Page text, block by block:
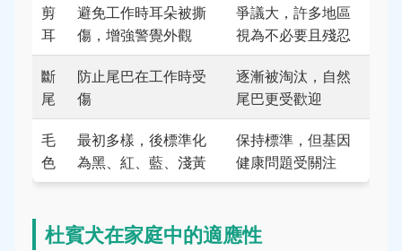
剪
耳
避免工作時耳朵被撕
傷，增強警覺外觀
爭議大，許多地區
視為不必要且殘忍
斷
尾
防止尾巴在工作時受
傷
逐漸被淘汰，自然
尾巴更受歡迎
毛
色
最初多樣，後標準化
為黑、紅、藍、淺黃
保持標準，但基因
健康問題受關注
杜賓犬在家庭中的適應性